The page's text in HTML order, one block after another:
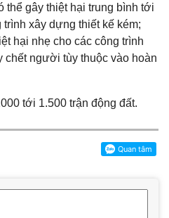
thể gây thiệt hại trung bình tới
xây dựng thiết kế kém;
hại nhẹ cho các công trình
chết người tùy thuộc vào hoàn
tới 1.500 trận động đất.